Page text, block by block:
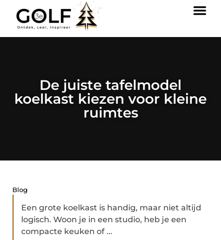
De juiste tafelmodel
koelkast kiezen voor kleine
ruimtes
Blog
Een grote koelkast is handig, maar niet altijd
logisch. Woon je in een studio, heb je een
compacte keuken of ...